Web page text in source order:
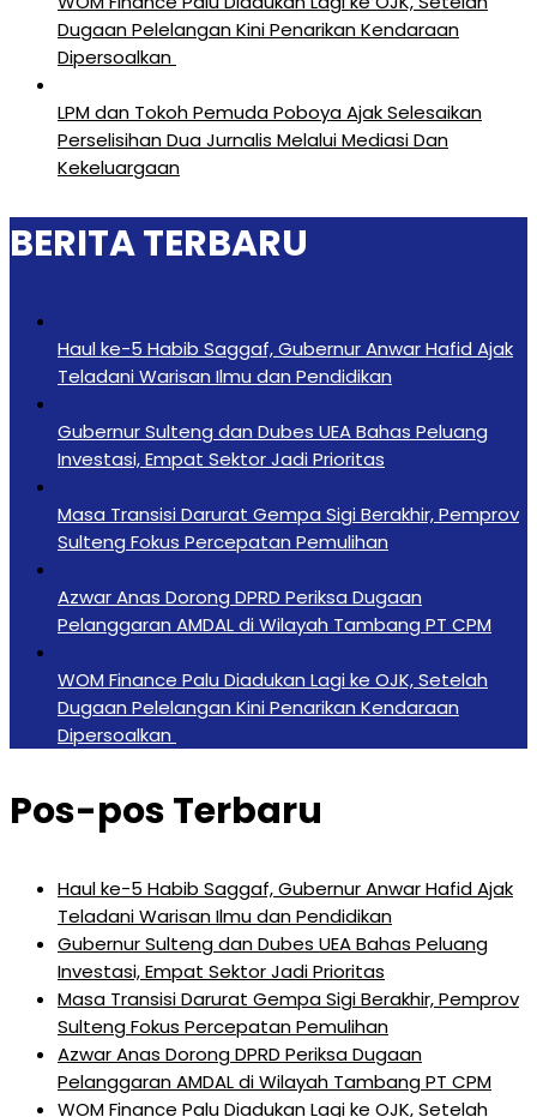
Dugaan Pelelangan Kini Penarikan Kendaraan
Dipersoalkan ‎
LPM dan Tokoh Pemuda Poboya Ajak Selesaikan
Perselisihan Dua Jurnalis Melalui Mediasi Dan
Kekeluargaan
BERITA TERBARU
Haul ke-5 Habib Saggaf, Gubernur Anwar Hafid Ajak
Teladani Warisan Ilmu dan Pendidikan
Gubernur Sulteng dan Dubes UEA Bahas Peluang
Investasi, Empat Sektor Jadi Prioritas
Masa Transisi Darurat Gempa Sigi Berakhir, Pemprov
Sulteng Fokus Percepatan Pemulihan
Azwar Anas Dorong DPRD Periksa Dugaan
Pelanggaran AMDAL di Wilayah Tambang PT CPM
‎WOM Finance Palu Diadukan Lagi ke OJK, Setelah
Dugaan Pelelangan Kini Penarikan Kendaraan
Dipersoalkan ‎
Pos-pos Terbaru
Haul ke-5 Habib Saggaf, Gubernur Anwar Hafid Ajak
Teladani Warisan Ilmu dan Pendidikan
Gubernur Sulteng dan Dubes UEA Bahas Peluang
Investasi, Empat Sektor Jadi Prioritas
Masa Transisi Darurat Gempa Sigi Berakhir, Pemprov
Sulteng Fokus Percepatan Pemulihan
Azwar Anas Dorong DPRD Periksa Dugaan
Pelanggaran AMDAL di Wilayah Tambang PT CPM
‎WOM Finance Palu Diadukan Lagi ke OJK, Setelah